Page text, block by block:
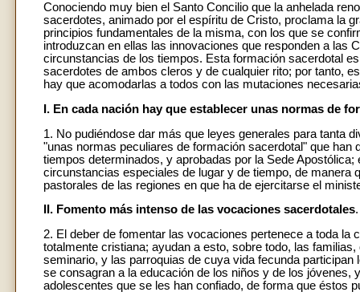
Conociendo muy bien el Santo Concilio que la anhelada
sacerdotes, animado por el espíritu de Cristo, proclama la
principios fundamentales de la misma, con los que se
introduzcan en ellas las innovaciones que responden a las
circunstancias de los tiempos. Esta formación sacerdotal
sacerdotes de ambos cleros y de cualquier rito; por tanto,
hay que acomodarlas a todos con las mutaciones
I. En cada nación hay que establecer unas normas de
1. No pudiéndose dar más que leyes generales para tanta
"unas normas peculiares de formación sacerdotal" que
tiempos determinados, y aprobadas por la Sede
circunstancias especiales de lugar y de tiempo, de
pastorales de las regiones en que ha de ejercitarse el
II. Fomento más intenso de las vocaciones sacerdotales.
2. El deber de fomentar las vocaciones pertenece a toda la
totalmente cristiana; ayudan a esto, sobre todo, las
seminario, y las parroquias de cuya vida fecunda
se consagran a la educación de los niños y de los
adolescentes que se les han confiado, de forma que éstos